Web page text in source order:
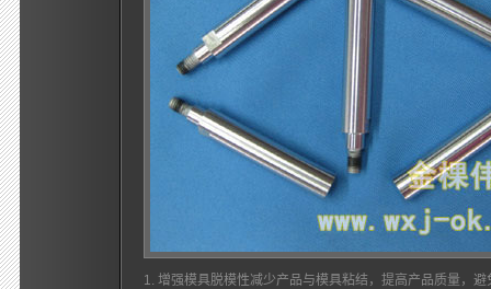
1. 增强模具脱模性减少产品与模具粘结，提高产品质量，